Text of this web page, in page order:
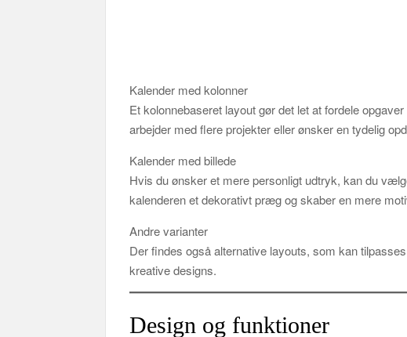
Kalender med kolonner
Et kolonnebaseret layout gør det let at fordele
arbejder med flere projekter eller ønsker en tydelig
Kalender med billede
Hvis du ønsker et mere personligt udtryk, kan du
kalenderen et dekorativt præg og skaber en mere
Andre varianter
Der findes også alternative layouts, som kan
kreative designs.
Design og funktioner